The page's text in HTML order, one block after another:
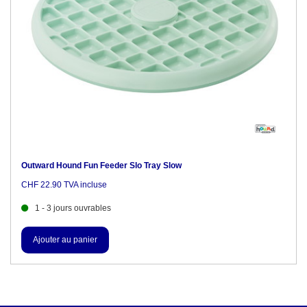
Outward Hound Fun Feeder Slo Tray Slow
CHF 22.90 TVA incluse
1 - 3 jours ouvrables